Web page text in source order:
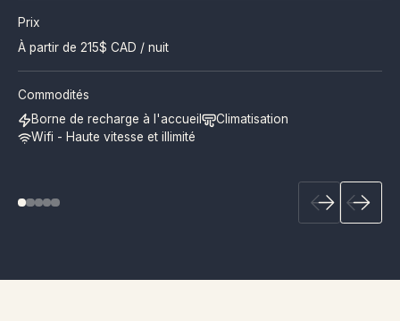
Prix
À partir de 215$ CAD / nuit
Commodités
Borne de recharge à l'accueil
Climatisation
Wifi - Haute vitesse et illimité